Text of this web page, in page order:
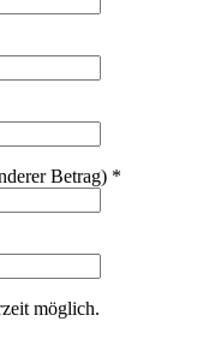
Betrag) *
möglich.